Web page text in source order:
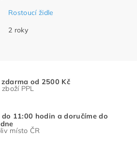
Rostoucí židle
2 roky
od 2500 Kč
PPL
do 11:00 hodin a doručíme do
místo ČR